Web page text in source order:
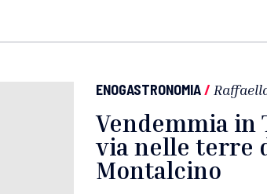
ENOGASTRONOMIA/
Vendemmia in
via nelle terre
Montalcino